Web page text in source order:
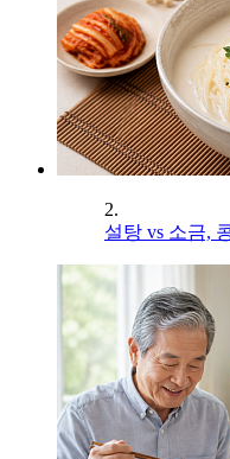
2.
설탕 vs 소금,